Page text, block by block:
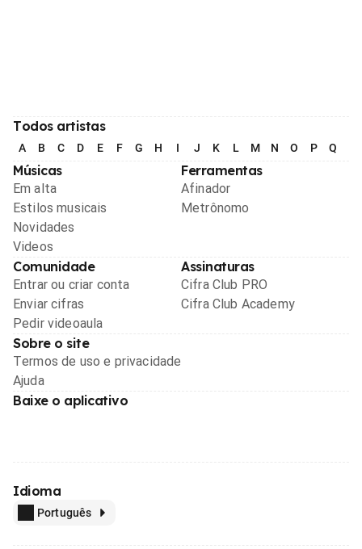
Todos artistas
A B C D E F G H I J K L M N O P Q
Músicas
Em alta
Estilos musicais
Novidades
Videos
Ferramentas
Afinador
Metrônomo
Comunidade
Entrar ou criar conta
Enviar cifras
Pedir videoaula
Assinaturas
Cifra Club PRO
Cifra Club Academy
Sobre o site
Termos de uso e privacidade
Ajuda
Baixe o aplicativo
Idioma
Português